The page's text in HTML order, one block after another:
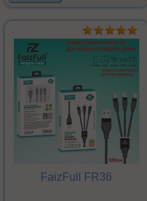
FaizFull FR36